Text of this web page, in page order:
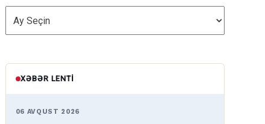
ARXİV
XƏBƏR LENTI
06 AVQUST 2026